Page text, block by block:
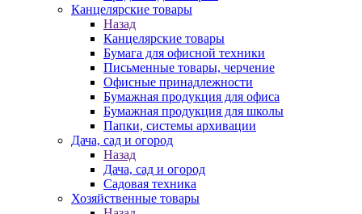
Канцелярские товары
Назад
Канцелярские товары
Бумага для офисной техники
Письменные товары, черчение
Офисные принадлежности
Бумажная продукция для офиса
Бумажная продукция для школы
Папки, системы архивации
Дача, сад и огород
Назад
Дача, сад и огород
Садовая техника
Хозяйственные товары